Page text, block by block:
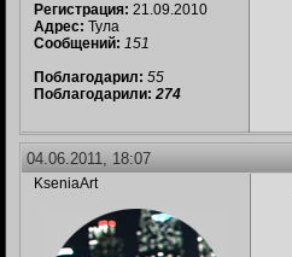
Регистрация: 21.09.2010
Адрес: Тула
Сообщений: 151
Поблагодарил: 55
Поблагодарили: 274
04.06.2011, 18:07
KseniaArt